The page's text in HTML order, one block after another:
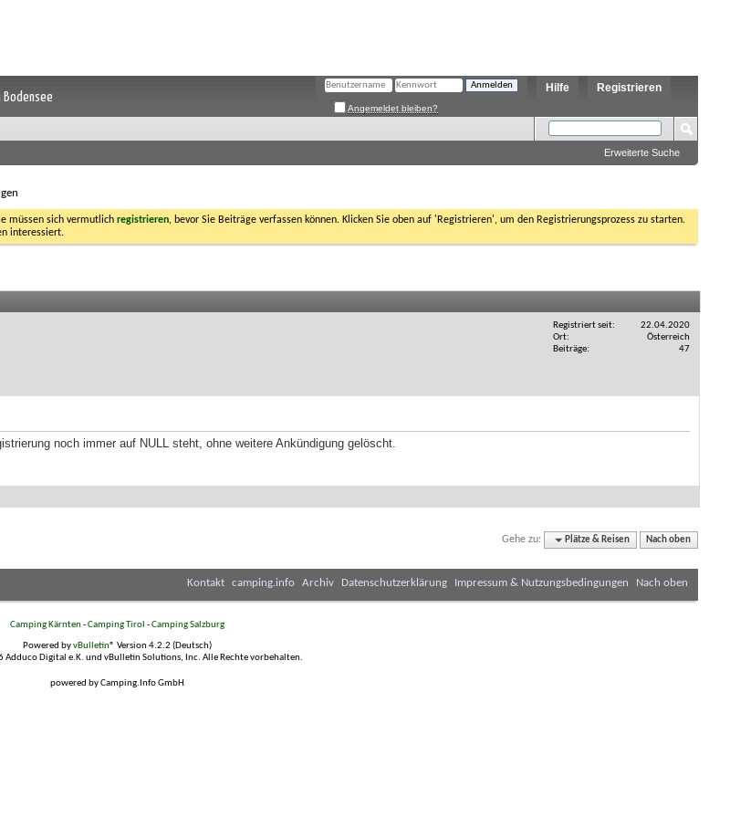
Bodensee
Registrieren
Hilfe
Angemeldet bleiben?
Erweiterte Suche
müssen sich vermutlich registrieren, bevor Sie Beiträge verfassen können. Klicken Sie oben auf 'Registrieren', um den Registrierungsprozess zu starten.
interessiert.
Registriert seit
22.04.2020
Ort
Österreich
Beiträge
47
noch immer auf NULL steht, ohne weitere Ankündigung gelöscht.
Gehe zu: Plätze & Reisen Nach oben
Kontakt camping.info Archiv Datenschutzerklärung Impressum & Nutzungsbedingungen Nach oben
Camping Kärnten-Camping Tirol -Camping Salzburg
Powered byvBulletin® Version 4.2.2 (Deutsch)
Digital e.K. und vBulletin Solutions, Inc. Alle Rechte vorbehalten.
powered by Camping.Info GmbH